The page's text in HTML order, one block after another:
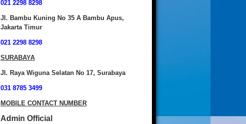
021 2298 8298
Jl. Bambu Kuning No 35 A Bambu Apus,
Jakarta Timur
021 2298 8298
SURABAYA
Jl. Raya Wiguna Selatan No 17, Surabaya
031 8785 3499
MOBILE CONTACT NUMBER
Admin Official